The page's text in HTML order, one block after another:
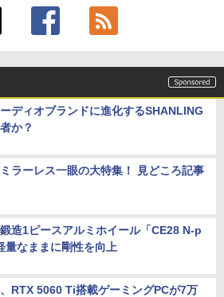
ディオブランドに進化するSHANLING
か？
ラーレス一眼の大特集！ 見どころ記事
造1ピースアルミホイール「CE28 N-p
量なままに剛性を向上
RTX 5060 Ti搭載ゲーミングPCが7万